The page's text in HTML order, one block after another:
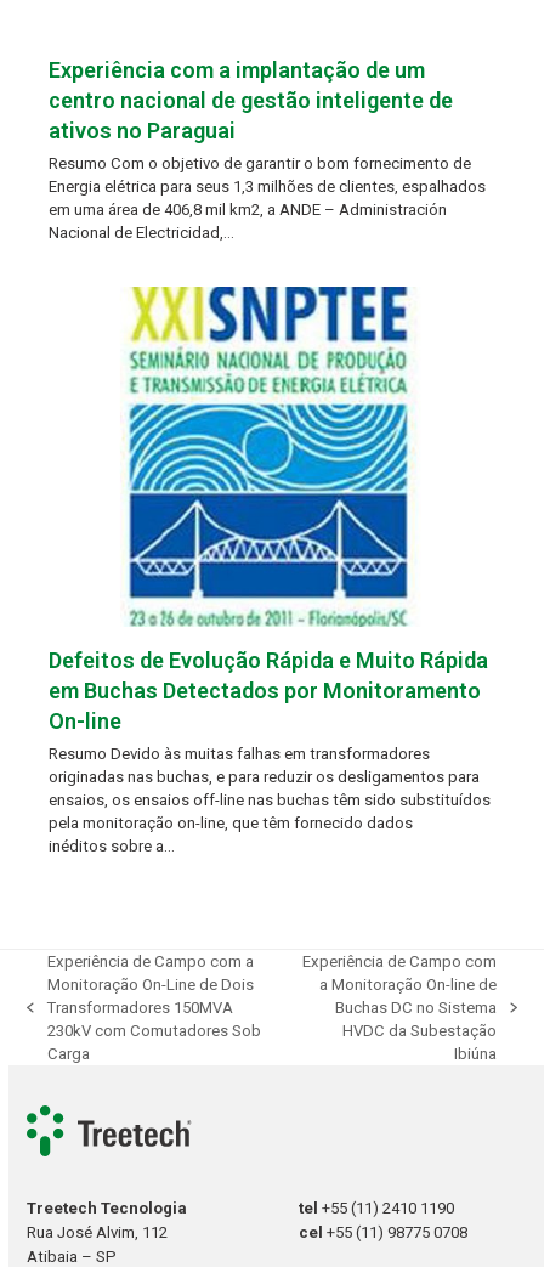
Experiência com a implantação de um
centro nacional de gestão inteligente de
ativos no Paraguai
Resumo Com o objetivo de garantir o bom fornecimento de
Energia elétrica para seus 1,3 milhões de clientes, espalhados
em uma área de 406,8 mil km2, a ANDE – Administración
Nacional de Electricidad,…
Defeitos de Evolução Rápida e Muito Rápida
em Buchas Detectados por Monitoramento
On-line
Resumo Devido às muitas falhas em transformadores
originadas nas buchas, e para reduzir os desligamentos para
ensaios, os ensaios off-line nas buchas têm sido substituídos
pela monitoração on-line, que têm fornecido dados
inéditos sobre a…
previous
post:
Experiência de Campo com a
Monitoração On-Line de Dois
Transformadores 150MVA
230kV com Comutadores Sob
Carga
Experiência de Campo com
a Monitoração On-line de
Buchas DC no Sistema
HVDC da Subestação
Ibiúna
Treetech Tecnologia
Rua José Alvim, 112
Atibaia – SP
tel+55 (11) 2410 1190
cel+55 (11) 98775 0708